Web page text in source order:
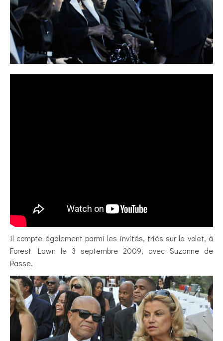
Il compte également parmi les invités, triés sur le volet, à
Forest Lawn le 3 septembre 2009, avec Suzanne de
Passe.